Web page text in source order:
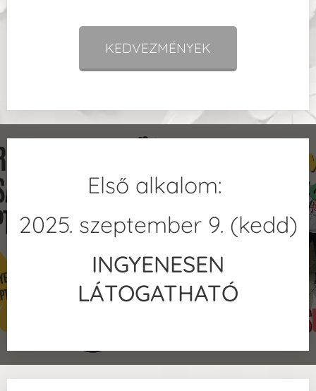
KEDVEZMÉNYEK
Első alkalom:
2025. szeptember 9. (kedd)
INGYENESEN
LÁTOGATHATÓ